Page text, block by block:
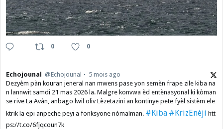
0 0
Echojounal @Echojounal
5 mois ago
Dezyèm pàn kouran jeneral nan mwens pase yon semèn frape zile kiba na
n lannwit samdi 21 mas 2026 la. Malgre konvwa èd entènasyonal ki kòman
se rive La Avàn, anbago lwil oliv Lèzetazini an kontinye pete fyèl sistèm ele
ktrik la epi anpeche peyi a fonksyone nòmalman. #Kiba #KrizEnèji htt
ps://t.co/6fjqcoun7k